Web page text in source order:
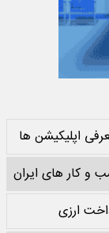
اپلیکیشن ها
و کار های ایران
ارزی